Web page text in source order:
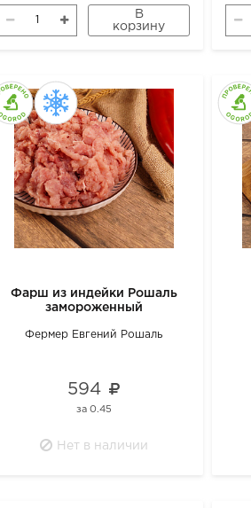
В
корзину
Фарш из индейки Рошаль
замороженный
Фермер Евгений Рошаль
594
за 0.45
Нет в наличии